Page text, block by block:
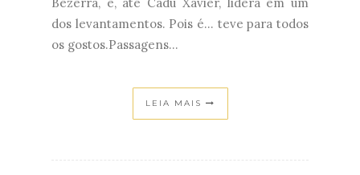
dos levantamentos. Pois é... teve para todos
os gostos.Passagens...
LEIA MAIS